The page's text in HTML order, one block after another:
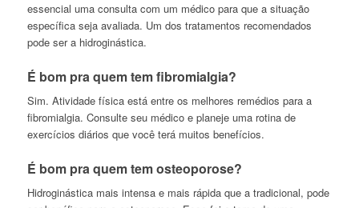
essencial uma consulta com um médico para que a situação
específica seja avaliada. Um dos tratamentos recomendados
pode ser a hidroginástica.
É bom pra quem tem fibromialgia?
Sim. Atividade física está entre os melhores remédios para a
fibromialgia. Consulte seu médico e planeje uma rotina de
exercícios diários que você terá muitos benefícios.
É bom pra quem tem osteoporose?
Hidroginástica mais intensa e mais rápida que a tradicional, pode